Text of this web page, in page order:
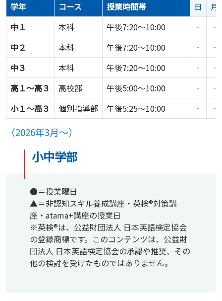
学年 コース 授業時間帯 日
月
中１
本科 午後7:20～10:00 ‐
‐
中２
本科 午後7:20～10:00 ‐
‐
中３
本科 午後7:20～10:00 ‐
‐
高１〜高３
高校部 午後5:00～10:00 ‐
‐
小１〜高３
個別指導部 午後5:25～10:00 ‐ ‐
（2026年3月〜）
小中学部
●＝授業曜日
▲＝非認知スキル養成講座・英検®対策講
座・atama+講座の授業日
※英検®は、公益財団法人 日本英語検定協会
の登録商標です。このコンテンツは、公益財
団法人 日本英語検定協会の承認や推奨、その
他の検討を受けたものではありません。